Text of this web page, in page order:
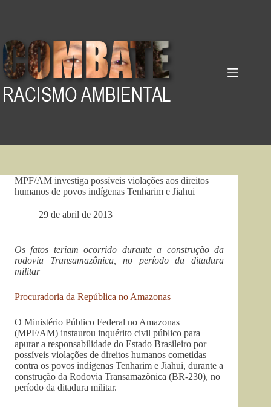
MPF/AM investiga possíveis violações aos direitos
humanos de povos indígenas Tenharim e Jiahui
29 de abril de 2013
Os fatos teriam ocorrido durante a construção da
rodovia Transamazônica, no período da ditadura
militar
Procuradoria da República no Amazonas
O Ministério Público Federal no Amazonas
(MPF/AM) instaurou inquérito civil público para
apurar a responsabilidade do Estado Brasileiro por
possíveis violações de direitos humanos cometidas
contra os povos indígenas Tenharim e Jiahui, durante a
construção da Rodovia Transamazônica (BR-230), no
período da ditadura militar.